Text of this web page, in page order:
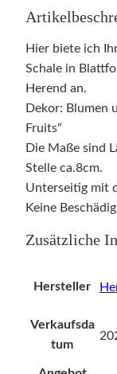
Hier biete ich
Schale in
Herend an.
Dekor: Blumen
Fruits“
Die Maße sind
Stelle ca.8cm.
Unterseitig mit
Keine
Zusätzliche
Hersteller
Verkaufsda
tum